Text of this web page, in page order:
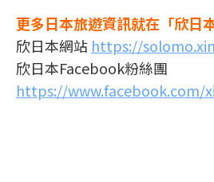
更多日本旅遊資訊就在「欣日
欣日本網站 https://
欣日本Facebook粉絲團
https://www.facebook.com/